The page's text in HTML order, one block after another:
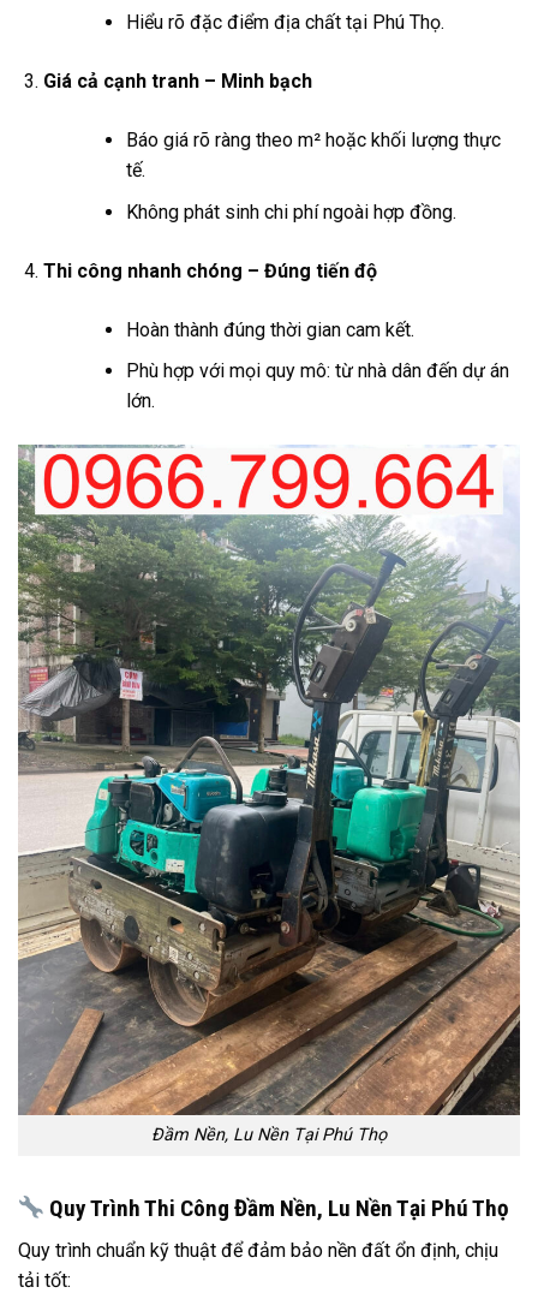
Hiểu rõ đặc điểm địa chất tại Phú Thọ.
Giá cả cạnh tranh – Minh bạch
Báo giá rõ ràng theo m² hoặc khối lượng thực
tế.
Không phát sinh chi phí ngoài hợp đồng.
Thi công nhanh chóng – Đúng tiến độ
Hoàn thành đúng thời gian cam kết.
Phù hợp với mọi quy mô: từ nhà dân đến dự án
lớn.
Đầm Nền, Lu Nền Tại Phú Thọ
Quy Trình Thi Công Đầm Nền, Lu Nền Tại Phú Thọ
Quy trình chuẩn kỹ thuật để đảm bảo nền đất ổn định, chịu
tải tốt: